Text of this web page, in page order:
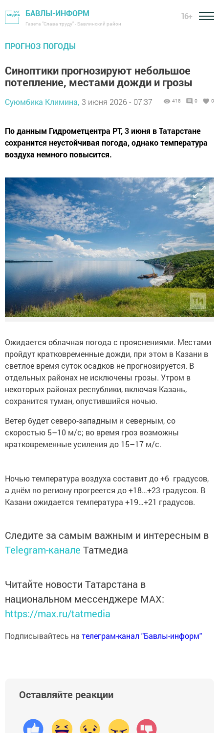
БАВЛЫ-ИНФОРМ
Газета "Слава труду" - Бавлинский район
16+
ПРОГНОЗ ПОГОДЫ
Синоптики прогнозируют небольшое
потепление, местами дожди и грозы
Суюмбика Климина, 3 июня 2026 - 07:37 418 0 0
По данным Гидрометцентра РТ, 3 июня в Татарстане
сохранится неустойчивая погода, однако температура
воздуха немного повысится.
Ожидается облачная погода с прояснениями. Местами
пройдут кратковременные дожди, при этом в Казани в
светлое время суток осадков не прогнозируется. В
отдельных районах не исключены грозы. Утром в
некоторых районах республики, включая Казань,
сохранится туман, опустившийся ночью.
Ветер будет северо‑западным и северным, со
скоростью 5–10 м/с; во время гроз возможны
кратковременные усиления до 15–17 м/с.
Ночью температура воздуха составит до +6 градусов,
а днём по региону прогреется до +18…+23 градусов. В
Казани ожидается температура +19…+21 градусов.
Следите за самым важным и интересным в
Telegram-канале Татмедиа
Читайте новости Татарстана в
национальном мессенджере MАХ:
https://max.ru/tatmedia
Подписывайтесь на телеграм-канал "Бавлы-информ"
Оставляйте реакции